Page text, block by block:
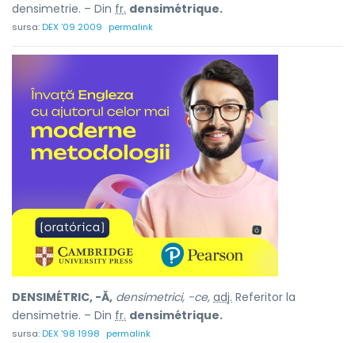
densimetrie. – Din fr. densimétrique.
sursa:DEX '09 2009 permalink
DENSIMÉTRIC, -Ă, densimetrici, -ce, adj. Referitor la
densimetrie. – Din fr. densimétrique.
sursa:DEX '98 1998 permalink